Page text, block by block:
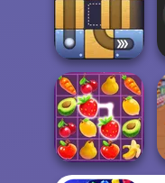
Mahjong At
Home -
Scandinavian...
Free the Ball